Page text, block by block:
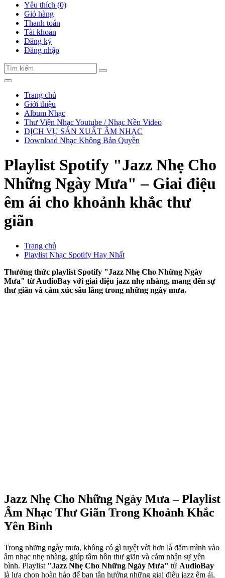
Yêu thích (0)
Giỏ hàng
Thanh toán
Tài khoản
Đăng ký
Đăng nhập
Trang chủ
Giới thiệu
Album Nhạc
Thư Viện Nhạc Youtube / Nhạc Nền Video
DỊCH VỤ SẢN XUẤT ÂM NHẠC
Download Nhạc Không Bản Quyền
Playlist Spotify "Jazz Nhẹ Cho
Những Ngày Mưa" – Giai điệu
êm ái cho khoảnh khắc thư
giãn
Trang chủ
Playlist Nhạc Spotify Hay Nhất
Thưởng thức playlist Spotify "Jazz Nhẹ Cho Những Ngày
Mưa" từ AudioBay với giai điệu jazz nhẹ nhàng, mang đến sự
thư giãn và cảm xúc sâu lắng trong những ngày mưa.
Jazz Nhẹ Cho Những Ngày Mưa – Playlist
Âm Nhạc Thư Giãn Trong Khoảnh Khắc
Yên Bình
Trong những ngày mưa, không có gì tuyệt vời hơn là đắm mình vào
âm nhạc nhẹ nhàng, giúp tâm hồn thư giãn và cảm nhận sự yên
bình. Playlist "Jazz Nhẹ Cho Những Ngày Mưa" từ AudioBay
là lựa chọn hoàn hảo để bạn tận hưởng những giai điệu jazz êm ái,